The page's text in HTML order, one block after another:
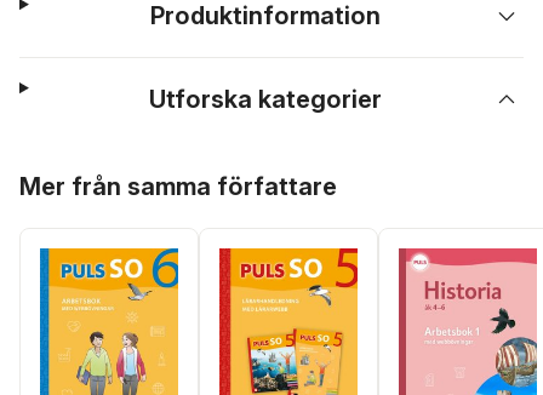
Produktinformation
Utforska kategorier
Mer från samma författare